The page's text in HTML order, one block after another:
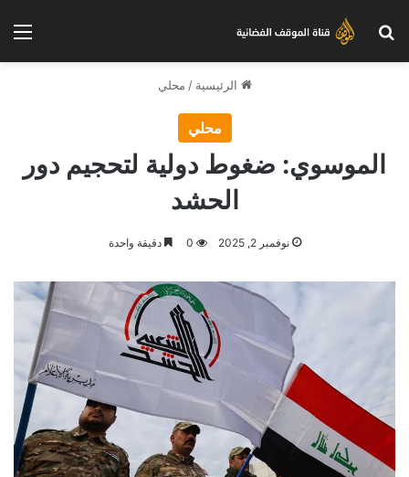
بحث عن
الرئيسية / محلي
محلي
الموسوي: ضغوط دولية لتحجيم دور
الحشد
نوفمبر 2, 2025 0 دقيقة واحدة